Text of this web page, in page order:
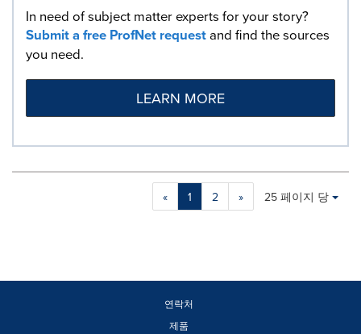
In need of subject matter experts for your story?
Submit a free ProfNet requestand find the sources
you need.
LEARN MORE
« 1 2 »
Making
a
Items per page:
25 페이지 당
연락처
제품